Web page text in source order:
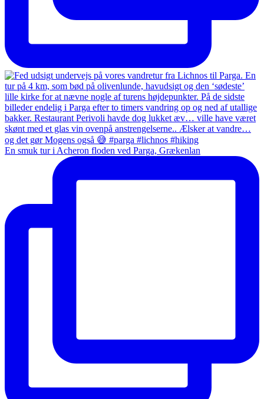
En smuk tur i Acheron floden ved Parga, Grækenlan